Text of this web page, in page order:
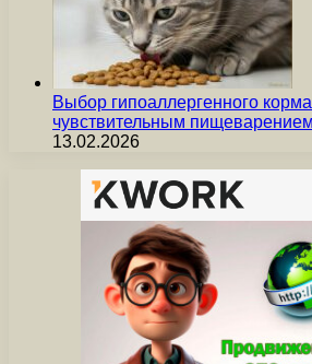
Выбор гипоаллергенного
чувствительным
13.02.2026